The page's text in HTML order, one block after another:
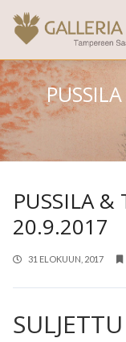
PUSSILA
20.9.2017
31 ELOKUUN, 2017